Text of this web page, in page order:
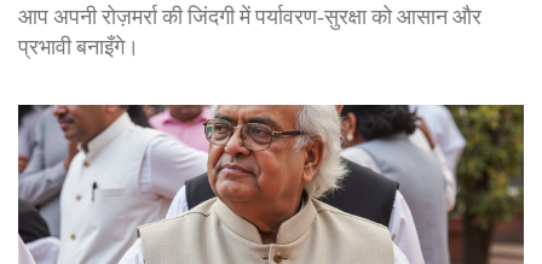
आप अपनी रोज़मर्रा की जिंदगी में पर्यावरण‑सुरक्षा को आसान और
प्रभावी बनाइँगे।